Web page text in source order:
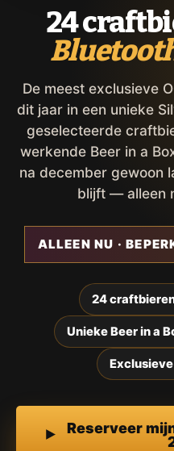
24
De meest exclusieve
dit jaar in een unieke
geselecteerde
werkende Beer in a
na december gewoon
blijft — alleen
ALLEEN NU ·
24
Unieke Beer in a
Reserveer